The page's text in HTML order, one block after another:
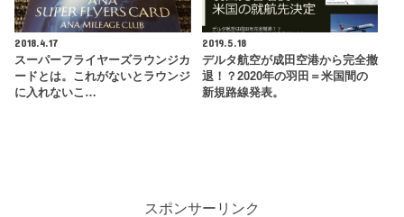
2018.4.17
スーパーフライヤーズラウンジカ
ードとは。これがないとラウンジ
に入れないこ…
2019.5.18
デルタ航空が成田空港から完全撤
退！？2020年の羽田＝米国間の
新規路線発表。
スポンサーリンク